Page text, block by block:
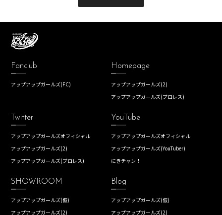
Fanclub
アップアップガールズ(FC)
Homepage
アップアップガールズ(2)
アップアップガールズ(プロレス)
Twitter
アップアップガールズオフィシャル
アップアップガールズ(2)
アップアップガールズ(プロレス)
YouTube
アップアップガールズオフィシャル
アップアップガールズ(YouTuber)
にきチャン！
SHOWROOM
アップアップガールズ(仮)
アップアップガールズ(2)
Blog
アップアップガールズ(仮)
アップアップガールズ(2)